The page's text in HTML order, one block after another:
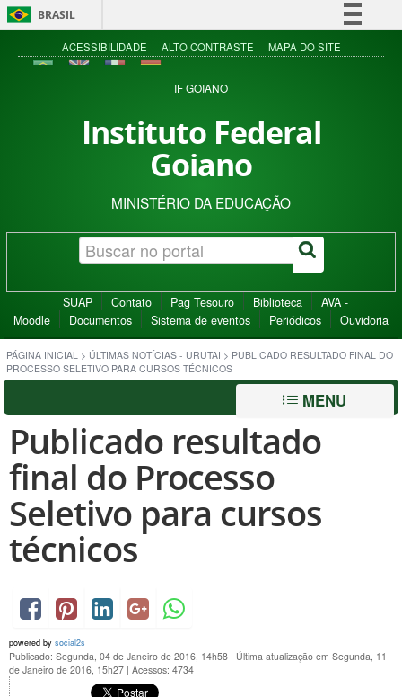
BRASIL
Simplifique!
Acesso à informação
ACESSIBILIDADE ALTO CONTRASTE MAPA DO SITE
IF GOIANO
Instituto Federal
Goiano
MINISTÉRIO DA EDUCAÇÃO
SUAP Contato Pag Tesouro Biblioteca
AVA -
Moodle
Documentos Sistema de eventos Periódicos Ouvidoria
PÁGINA INICIAL > ÚLTIMAS NOTÍCIAS - URUTAI > PUBLICADO RESULTADO FINAL DO
PROCESSO SELETIVO PARA CURSOS TÉCNICOS
MENU
Publicado resultado
final do Processo
Seletivo para cursos
técnicos
powered by social2s
Publicado: Segunda, 04 de Janeiro de 2016, 14h58 | Última atualização em Segunda, 11
de Janeiro de 2016, 15h27 | Acessos: 4734